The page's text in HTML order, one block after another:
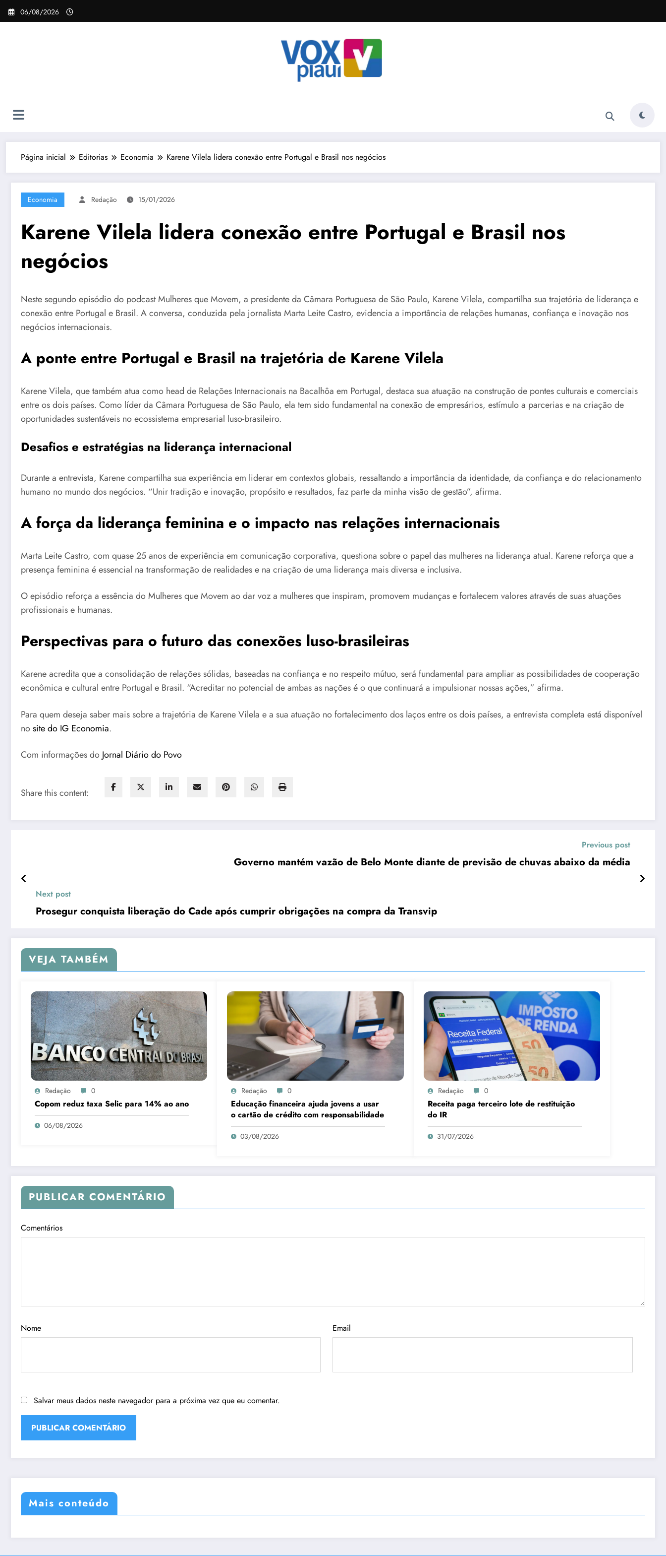
Pular
para
06/08/2026
Página inicial Editorias Economia Karene Vilela lidera conexão entre Portugal e Brasil nos negócios
Economia Redação 15/01/2026
Karene Vilela lidera conexão entre Portugal e Brasil nos
negócios
Neste segundo episódio do podcast Mulheres que Movem, a presidente da Câmara Portuguesa de São Paulo, Karene Vilela, compartilha sua trajetória de liderança e
conexão entre Portugal e Brasil. A conversa, conduzida pela jornalista Marta Leite Castro, evidencia a importância de relações humanas, confiança e inovação nos
negócios internacionais.
A ponte entre Portugal e Brasil na trajetória de Karene Vilela
Karene Vilela, que também atua como head de Relações Internacionais na Bacalhôa em Portugal, destaca sua atuação na construção de pontes culturais e comerciais
entre os dois países. Como líder da Câmara Portuguesa de São Paulo, ela tem sido fundamental na conexão de empresários, estímulo a parcerias e na criação de
oportunidades sustentáveis no ecossistema empresarial luso-brasileiro.
Desafios e estratégias na liderança internacional
Durante a entrevista, Karene compartilha sua experiência em liderar em contextos globais, ressaltando a importância da identidade, da confiança e do relacionamento
humano no mundo dos negócios. “Unir tradição e inovação, propósito e resultados, faz parte da minha visão de gestão”, afirma.
A força da liderança feminina e o impacto nas relações internacionais
Marta Leite Castro, com quase 25 anos de experiência em comunicação corporativa, questiona sobre o papel das mulheres na liderança atual. Karene reforça que a
presença feminina é essencial na transformação de realidades e na criação de uma liderança mais diversa e inclusiva.
O episódio reforça a essência do Mulheres que Movem ao dar voz a mulheres que inspiram, promovem mudanças e fortalecem valores através de suas atuações
profissionais e humanas.
Perspectivas para o futuro das conexões luso-brasileiras
Karene acredita que a consolidação de relações sólidas, baseadas na confiança e no respeito mútuo, será fundamental para ampliar as possibilidades de cooperação
econômica e cultural entre Portugal e Brasil. “Acreditar no potencial de ambas as nações é o que continuará a impulsionar nossas ações,” afirma.
Para quem deseja saber mais sobre a trajetória de Karene Vilela e a sua atuação no fortalecimento dos laços entre os dois países, a entrevista completa está disponível
nosite do IG Economia.
Com informações do Jornal Diário do Povo
Share this content:
Previous post
Governo mantém vazão de Belo Monte diante de previsão de chuvas abaixo da média
Next post
Prosegur conquista liberação do Cade após cumprir obrigações na compra da Transvip
VEJA TAMBÉM
Redação 0
Copom reduz taxa Selic para 14% ao ano
06/08/2026
Redação 0
Educação financeira ajuda jovens a usar
o cartão de crédito com responsabilidade
03/08/2026
Redação 0
Receita paga terceiro lote de restituição
do IR
31/07/2026
PUBLICAR COMENTÁRIO
Comentários
Nome Email
Salvar meus dados neste navegador para a próxima vez que eu comentar.
Mais conteúdo